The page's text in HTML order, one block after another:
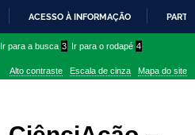
PARA
CONTEÚDO
ACESSO À INFORMAÇÃO
Ir para a busca 3 Ir para o rodapé 4
Alto contraste Escala de cinza Mapa do site